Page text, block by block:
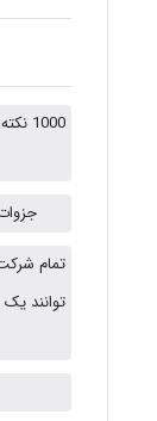
تمام
توانند